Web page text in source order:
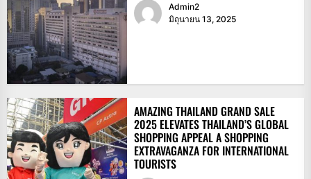
Admin2
มิถุนายน 13, 2025
AMAZING THAILAND GRAND SALE
2025 ELEVATES THAILAND’S GLOBAL
SHOPPING APPEAL A SHOPPING
EXTRAVAGANZA FOR INTERNATIONAL
TOURISTS